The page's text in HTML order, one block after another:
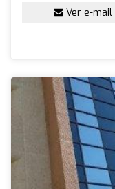
Ver e-mail